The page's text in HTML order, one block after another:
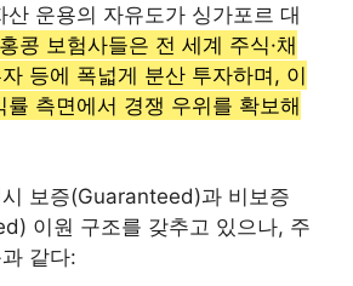
산 운용의 자유도가 싱가포르 대
홍콩 보험사들은 전 세계 주식·채
자 등에 폭넓게 분산 투자하며, 이
률 측면에서 경쟁 우위를 확보해
보증(Guaranteed)과 비보증
이원 구조를 갖추고 있으나, 주
같다: